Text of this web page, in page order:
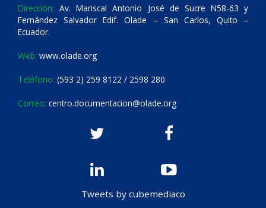
Dirección: Av. Mariscal Antonio José de Sucre N58-63 y
Fernández Salvador Edif. Olade – San Carlos, Quito –
Ecuador.
Web: www.olade.org
Teléfono: (593 2) 259 8122 / 2598 280
Correo: centro.documentacion@olade.org
Tweets by cubemediaco